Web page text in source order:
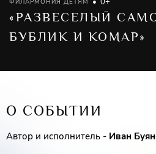
ФИЛАРМОНИЯ ДЕТЯМ
«РАЗВЕСЕЛЫЙ
БУБЛИК И КОМАР»
О СОБЫТИИ
Автор и исполнитель - Иван